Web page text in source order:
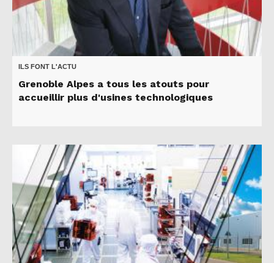
ILS FONT L'ACTU
Grenoble Alpes a tous les atouts pour
accueillir plus d'usines technologiques